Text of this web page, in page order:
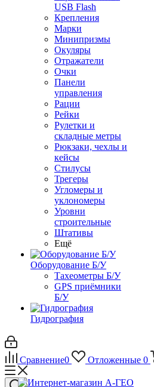
USB Flash
Крепления
Марки
Минипризмы
Окуляры
Отражатели
Очки
Панели
управления
Рации
Рейки
Рулетки и
складные метры
Рюкзаки, чехлы и
кейсы
Стилусы
Трегеры
Угломеры и
уклономеры
Уровни
строительные
Штативы
Ещё
Оборудование Б/У
Тахеометры Б/У
GPS приёмники
Б/У
Гидрография
Сравнение0 Отложенные 0